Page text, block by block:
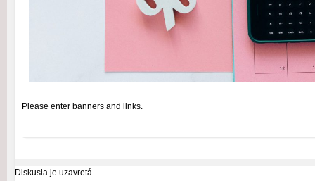
Please enter banners and links.
Diskusia je uzavretá